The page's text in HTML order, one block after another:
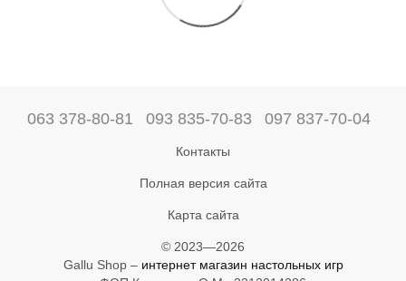
063 378-80-81 093 835-70-83 097 837-70-04
Контакты
Полная версия сайта
Карта сайта
© 2023—2026
Gallu Shop – интернет магазин настольных игр